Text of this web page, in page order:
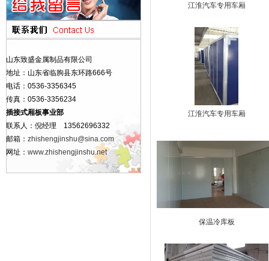
山东致盛金属制品有限公司
地址：山东省临朐县东环路666号
电话：0536-3356345
传真：0536-3356234
插接式厢板事业部
联系人：倪经理 13562696332
邮箱： zhishengjinshu@sina.com
网址： www.zhishengjinshu.net
江淮汽车专用车厢
江淮汽车专用车厢
保温冷库板